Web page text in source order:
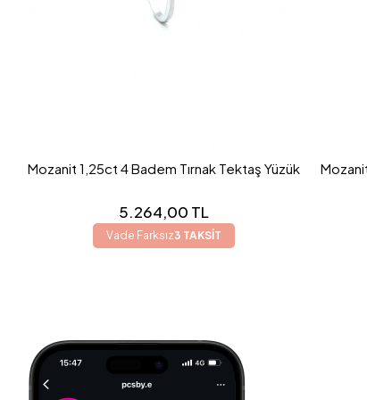
Mozanit 1,25ct 4 Badem Tırnak Tektaş Yüzük
5.264,00 TL
Vade Farksız3 TAKSİT